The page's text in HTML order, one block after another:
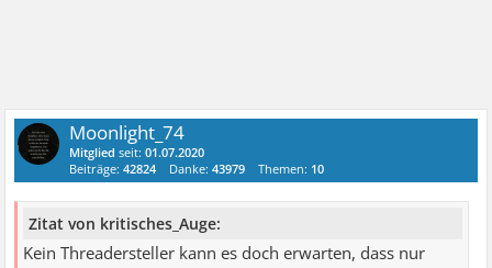
Moonlight_74
Mitglied seit:01.07.2020
Beiträge:42824 Danke:43979 Themen: 10
Zitat von kritisches_Auge:
Kein Threadersteller kann es doch erwarten, dass nur